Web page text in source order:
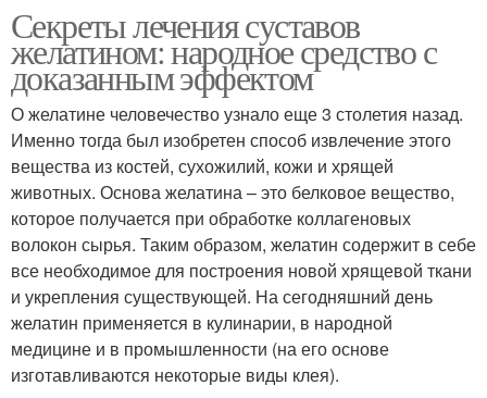
Секреты лечения суставов
желатином: народное средство с
доказанным эффектом
О желатине человечество узнало еще 3 столетия назад.
Именно тогда был изобретен способ извлечение этого
вещества из костей, сухожилий, кожи и хрящей
животных. Основа желатина – это белковое вещество,
которое получается при обработке коллагеновых
волокон сырья. Таким образом, желатин содержит в себе
все необходимое для построения новой хрящевой ткани
и укрепления существующей. На сегодняшний день
желатин применяется в кулинарии, в народной
медицине и в промышленности (на его основе
изготавливаются некоторые виды клея).